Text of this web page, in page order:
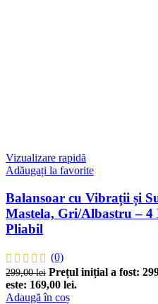
Vizualizare rapidă
Adăugați la favorite
Balansoar cu Vibrații și
Mastela, Gri/Albastru –
Pliabil
(0)
299,00lei Prețul inițial a fost:
este: 169,00 lei.
Adaugă în coș